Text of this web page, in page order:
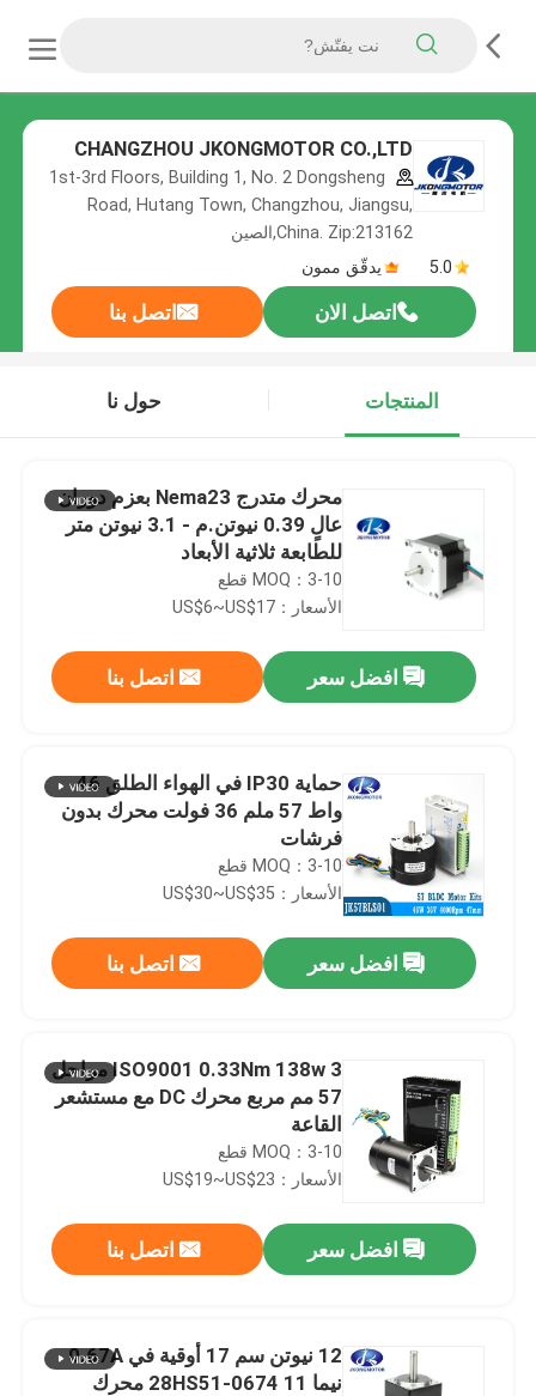
CHANGZHOU JKONGMOTOR CO.,LTD
1st-3rd Floors, Building 1, No. 2 Dongsheng
Road, Hutang Town, Changzhou, Jiangsu,
China. Zip:213162,الصين
5.0
يدقّق ممون
اتصل الان اتصل بنا
المنتجات حول نا
محرك متدرج Nema23 بعزم دوران
عالٍ 0.39 نيوتن.م - 3.1 نيوتن متر
للطابعة ثلاثية الأبعاد
MOQ：3-10 قطع
الأسعار：US$6~US$17
افضل سعر اتصل بنا
حماية IP30 في الهواء الطلق 46
واط 57 ملم 36 فولت محرك بدون
فرشات
MOQ：3-10 قطع
الأسعار：US$30~US$35
افضل سعر اتصل بنا
ISO9001 0.33Nm 138w 3 مراحل
57 مم مربع محرك DC مع مستشعر
القاعة
MOQ：3-10 قطع
الأسعار：US$19~US$23
افضل سعر اتصل بنا
12 نيوتن سم 17 أوقية في 0.67A
نيما 11 28HS51-0674 محرك